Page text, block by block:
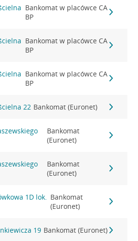
Bankomat w placówce CA
BP
Bankomat w placówce CA
BP
Bankomat w placówce CA
BP
22 Bankomat (Euronet)
Bankomat
(Euronet)
Bankomat
(Euronet)
1D lok. Bankomat
(Euronet)
19 Bankomat (Euronet)